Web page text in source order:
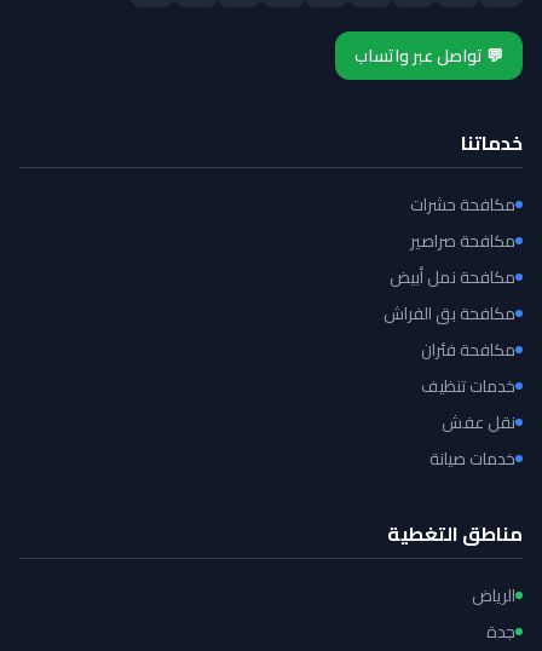
💬 تواصل عبر واتساب
خدماتنا
مكافحة حشرات
مكافحة صراصير
مكافحة نمل أبيض
مكافحة بق الفراش
مكافحة فئران
خدمات تنظيف
نقل عفش
خدمات صيانة
مناطق التغطية
الرياض
جدة